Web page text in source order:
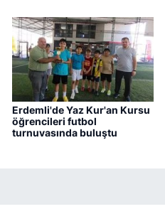
Erdemli'de Yaz Kur'an Kursu
öğrencileri futbol
turnuvasında buluştu